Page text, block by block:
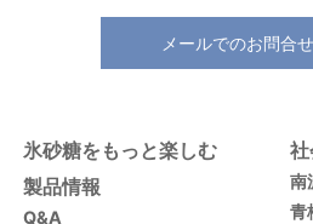
メールでのお問合
氷砂糖をもっと楽しむ
製品情報
Q&A
南
青